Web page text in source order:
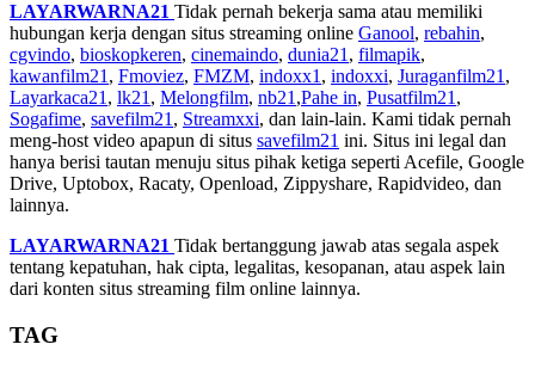
LAYARWARNA21 Tidak pernah bekerja sama atau memiliki
hubungan kerja dengan situs streaming online Ganool, rebahin,
cgvindo, bioskopkeren, cinemaindo, dunia21 , filmapik,
kawanfilm21 , Fmoviez, FMZM, indoxx1 , indoxxi, Juraganfilm21 ,
Layarkaca21 , lk21 , Melongfilm, nb21 ,Pahe in, Pusatfilm21 ,
Sogafime, savefilm21 , Streamxxi, dan lain-lain. Kami tidak pernah
meng-host video apapun di situs savefilm21 ini. Situs ini legal dan
hanya berisi tautan menuju situs pihak ketiga seperti Acefile, Google
Drive, Uptobox, Racaty, Openload, Zippyshare, Rapidvideo, dan
lainnya.
LAYARWARNA21 Tidak bertanggung jawab atas segala aspek
tentang kepatuhan, hak cipta, legalitas, kesopanan, atau aspek lain
dari konten situs streaming film online lainnya.
TAG